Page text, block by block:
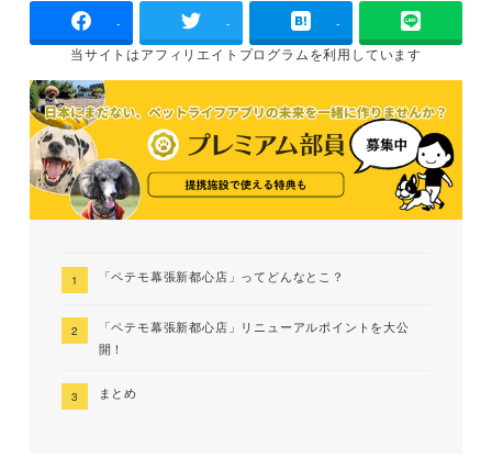
- - -
当サイトはアフィリエイトプログラムを利用しています
「ペテモ幕張新都心店」ってどんなとこ？
「ペテモ幕張新都心店」リニューアルポイントを大公
開！
まとめ